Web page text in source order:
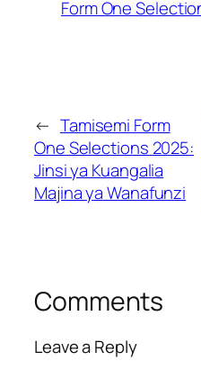
Form One
← Tamisemi Form
One Selections 2025:
Jinsi ya Kuangalia
Majina ya Wanafunzi
Comments
Leave a Reply